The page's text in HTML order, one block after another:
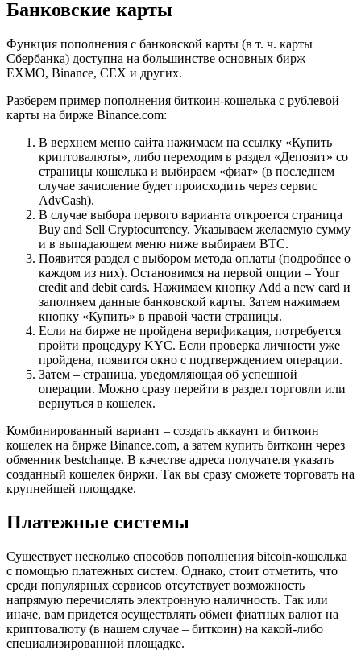
Банковские карты
Функция пополнения с банковской карты (в т. ч. карты
Сбербанка) доступна на большинстве основных бирж —
EXMO, Binance, CEX и других.
Разберем пример пополнения биткоин-кошелька с рублевой
карты на бирже Binance.com:
В верхнем меню сайта нажимаем на ссылку «Купить
криптовалюты», либо переходим в раздел «Депозит» со
страницы кошелька и выбираем «фиат» (в последнем
случае зачисление будет происходить через сервис
AdvCash).
В случае выбора первого варианта откроется страница
Buy and Sell Cryptocurrency. Указываем желаемую сумму
и в выпадающем меню ниже выбираем BTC.
Появится раздел с выбором метода оплаты (подробнее о
каждом из них). Остановимся на первой опции – Your
credit and debit cards. Нажимаем кнопку Add a new card и
заполняем данные банковской карты. Затем нажимаем
кнопку «Купить» в правой части страницы.
Если на бирже не пройдена верификация, потребуется
пройти процедуру KYC. Если проверка личности уже
пройдена, появится окно с подтверждением операции.
Затем – страница, уведомляющая об успешной
операции. Можно сразу перейти в раздел торговли или
вернуться в кошелек.
Комбинированный вариант – создать аккаунт и биткоин
кошелек на бирже Binance.com, а затем купить биткоин через
обменник bestchange. В качестве адреса получателя указать
созданный кошелек биржи. Так вы сразу сможете торговать на
крупнейшей площадке.
Платежные системы
Существует несколько способов пополнения bitcoin-кошелька
с помощью платежных систем. Однако, стоит отметить, что
среди популярных сервисов отсутствует возможность
напрямую перечислять электронную наличность. Так или
иначе, вам придется осуществлять обмен фиатных валют на
криптовалюту (в нашем случае – биткоин) на какой-либо
специализированной площадке.